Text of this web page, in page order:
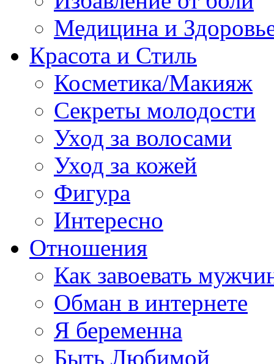
Медицина и
Красота и Стиль
Косметика/Макияж
Секреты молодости
Уход за волосами
Уход за кожей
Фигура
Интересно
Отношения
Как завоевать
Обман в интернете
Я беременна
Быть Любимой